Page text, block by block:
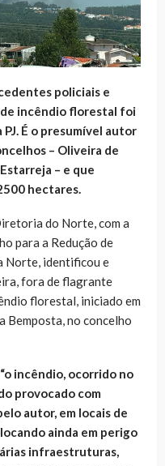
policiais e
incêndio florestal foi
É o presumível autor
– Oliveira de
– e que
hectares.
do Norte, com a
para a Redução de
Norte, identificou e
fora de flagrante
florestal, iniciado em
Bemposta, no concelho
“o incêndio, ocorrido no
provocado com
autor, em locais de
ainda em perigo
infraestruturas,